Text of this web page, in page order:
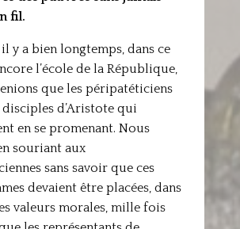
fil.
y a bien longtemps, dans ce
l’école de la République,
que les péripatéticiens
d’Aristote qui
en se promenant. Nous
souriant aux
sans savoir que ces
devaient être placées, dans
valeurs morales, mille fois